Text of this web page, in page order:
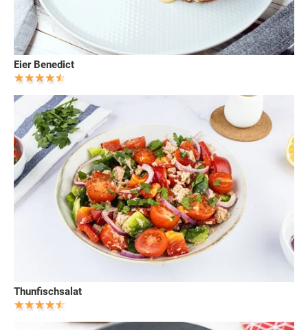
Eier Benedict
Thunfischsalat